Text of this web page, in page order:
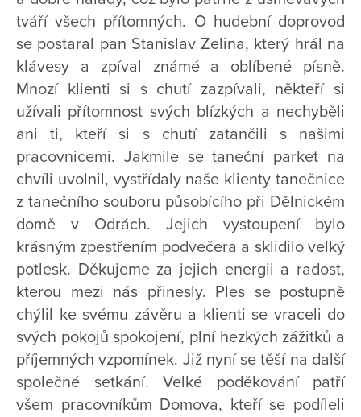
tváří všech přítomných. O hudební doprovod
se postaral pan Stanislav Zelina, který hrál na
klávesy a zpíval známé a oblíbené písně.
Mnozí klienti si s chutí zazpívali, někteří si
užívali přítomnost svých blízkých a nechyběli
ani ti, kteří si s chutí zatančili s našimi
pracovnicemi. Jakmile se taneční parket na
chvíli uvolnil, vystřídaly naše klienty tanečnice
z tanečního souboru působícího při Dělnickém
domě v Odrách. Jejich vystoupení bylo
krásným zpestřením podvečera a sklidilo velký
potlesk. Děkujeme za jejich energii a radost,
kterou mezi nás přinesly. Ples se postupně
chýlil ke svému závěru a klienti se vraceli do
svých pokojů spokojení, plní hezkých zážitků a
příjemných vzpomínek. Již nyní se těší na další
společné setkání. Velké poděkování patří
všem pracovníkům Domova, kteří se podíleli